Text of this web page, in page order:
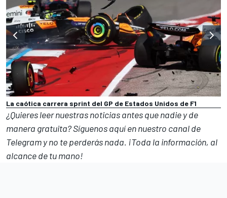
La caótica carrera sprint del GP de Estados Unidos de F1
¿Quieres leer nuestras noticias antes que nadie y de
manera gratuita? Síguenosaquí en nuestro canal de
Telegramy no te perderás nada. ¡Toda la información, al
alcance de tu mano!